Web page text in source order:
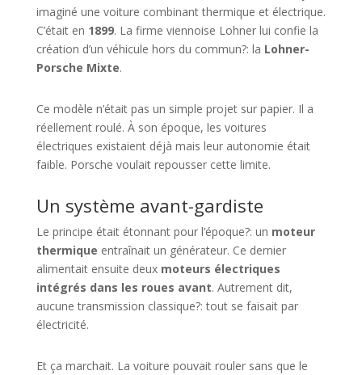
imaginé une voiture combinant thermique et électrique.
C’était en 1899. La firme viennoise Lohner lui confie la
création d’un véhicule hors du commun?: la Lohner-
Porsche Mixte.
Ce modèle n’était pas un simple projet sur papier. Il a
réellement roulé. À son époque, les voitures
électriques existaient déjà mais leur autonomie était
faible. Porsche voulait repousser cette limite.
Un système avant-gardiste
Le principe était étonnant pour l’époque?: un moteur
thermique entraînait un générateur. Ce dernier
alimentait ensuite deux moteurs électriques
intégrés dans les roues avant. Autrement dit,
aucune transmission classique?: tout se faisait par
électricité.
Et ça marchait. La voiture pouvait rouler sans que le